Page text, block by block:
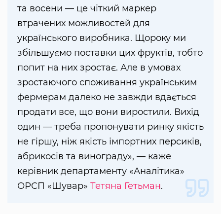
та восени — це чіткий маркер
втрачених можливостей для
українського виробника. Щороку ми
збільшуємо поставки цих фруктів, тобто
попит на них зростає. Але в умовах
зростаючого споживання українським
фермерам далеко не завжди вдається
продати все, що вони виростили. Вихід
один — треба пропонувати ринку якість
не гіршу, ніж якість імпортних персиків,
абрикосів та винограду», — каже
керівник департаменту «Аналітика»
ОРСП «Шувар» Тетяна Гетьман.